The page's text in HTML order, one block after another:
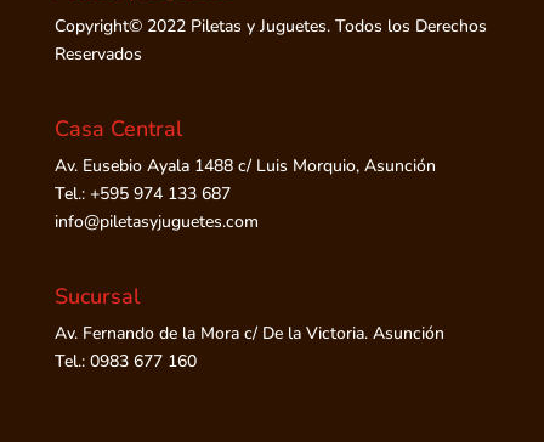
Copyright© 2022 Piletas y Juguetes. Todos los Derechos
Reservados
Casa Central
Av. Eusebio Ayala 1488 c/ Luis Morquio, Asunción
Tel.: +595 974 133 687
info@piletasyjuguetes.com
Sucursal
Av. Fernando de la Mora c/ De la Victoria. Asunción
Tel.: 0983 677 160